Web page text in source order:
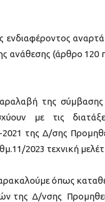
ανάθεσης (άρθρο
της σύμβασης
με τις
2021 της Δ/σης
2023 τεχνική
όπως
της Δ/νσης